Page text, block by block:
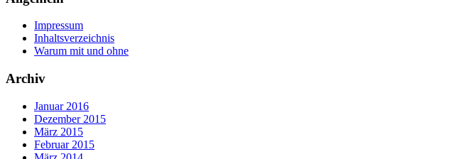
Impressum
Inhaltsverzeichnis
Warum mit und ohne
Archiv
Januar 2016
Dezember 2015
März 2015
Februar 2015